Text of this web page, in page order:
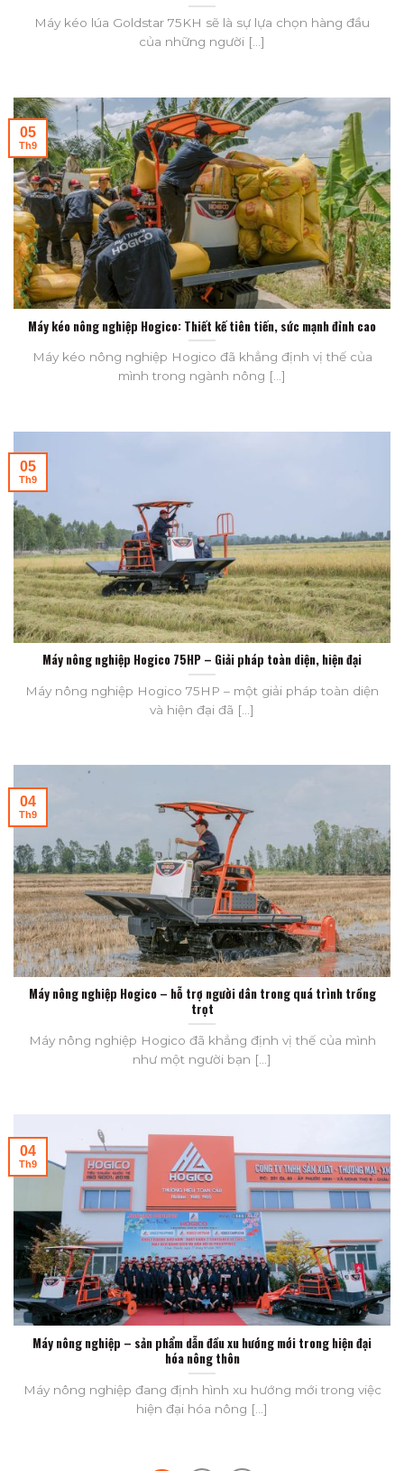
Máy kéo lúa Goldstar 75KH sẽ là sự lựa chọn hàng đầu
của những người [...]
Máy kéo nông nghiệp Hogico: Thiết kế tiên tiến, sức mạnh đỉnh cao
Máy kéo nông nghiệp Hogico đã khẳng định vị thế của
mình trong ngành nông [...]
05
Th9
Máy nông nghiệp Hogico 75HP – Giải pháp toàn diện, hiện đại
Máy nông nghiệp Hogico 75HP – một giải pháp toàn diện
và hiện đại đã [...]
05
Th9
Máy nông nghiệp Hogico – hỗ trợ người dân trong quá trình trồng
trọt
Máy nông nghiệp Hogico đã khẳng định vị thế của mình
như một người bạn [...]
04
Th9
Máy nông nghiệp – sản phẩm dẫn đầu xu hướng mới trong hiện đại
hóa nông thôn
Máy nông nghiệp đang định hình xu hướng mới trong việc
hiện đại hóa nông [...]
04
Th9